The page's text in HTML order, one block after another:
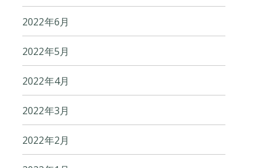
2022年6月
2022年5月
2022年4月
2022年3月
2022年2月